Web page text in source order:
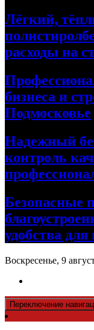
Лёгкий,
расходы на
бизнеса и
Подмосковье
Надежный
контроль
Безопасные
удобства для
Воскресенье, 9
Переключение